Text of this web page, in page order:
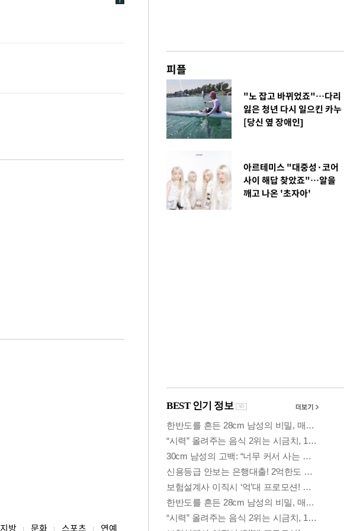
금융
코스닥 살아나자
ETF 날았다…수익률
상위권 휩쓸어
지방 문화 스포츠 연예
피플
"노 잡고 바뀌었죠"…다리
잃은 청년 다시 일으킨 카누
[당신 옆 장애인]
아르테미스 "대중성·코어
사이 해답 찾았죠"…알을
깨고 나온 '초자아'